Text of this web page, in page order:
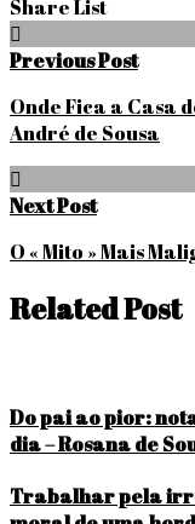
Share List
Navegação
de
Post
Previous Post
Onde Fica a Casa
André de Sousa
Next Post
O « Mito » Mais
Related Post
Do pai ao pior:
dia – Rosana de
Trabalhar pela